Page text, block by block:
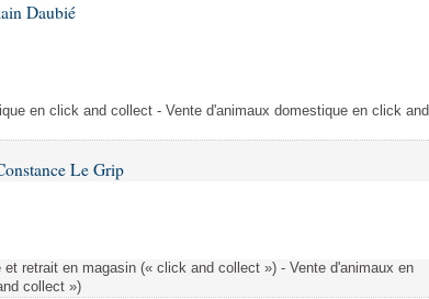
Daubié
en click and collect - Vente d'animaux domestique en click and
Le Grip
retrait en magasin (« click and collect ») - Vente d'animaux en
collect »)